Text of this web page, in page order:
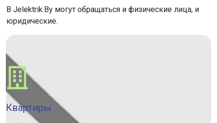
В Jelektrik.By могут обращаться и физические лица, и
юридические.
Квартиры